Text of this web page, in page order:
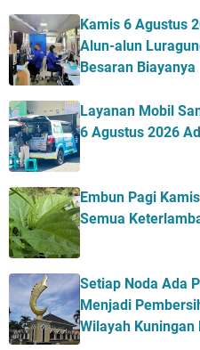
Kamis 6 Agustus
Alun-alun
Besaran Biayanya
Layanan Mobil
6 Agustus 2026
Embun Pagi
Semua
Setiap Noda Ada
Menjadi
Wilayah